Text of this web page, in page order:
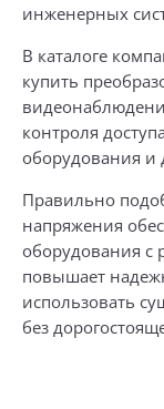
инженерных
В каталоге
купить
контроля
оборудования и
Правильно
напряжения
оборудования с
повышает
использовать
без